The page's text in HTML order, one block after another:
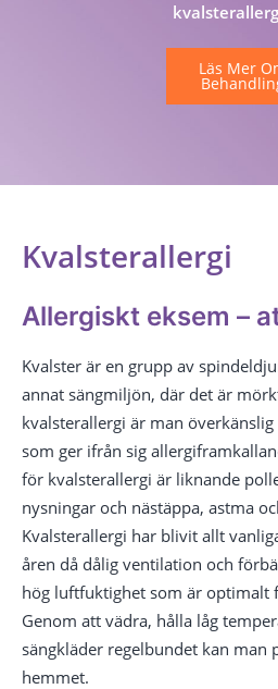
Läs Mer
Kvalsterallergi
Allergiskt eksem –
Kvalster är en grupp av
annat sängmiljön, där det är
kvalsterallergi är man
som ger ifrån sig
för kvalsterallergi är liknande
nysningar och nästäppa, astma
Kvalsterallergi har blivit allt
åren då dålig ventilation och
hög luftfuktighet som är optimalt
Genom att vädra, hålla låg
sängkläder regelbundet kan man
hemmet.